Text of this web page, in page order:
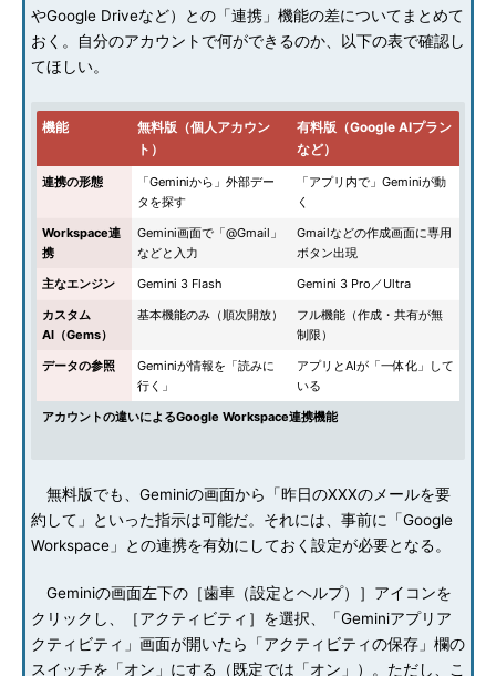
やGoogle Driveなど）との「連携」機能の差についてまとめて
おく。自分のアカウントで何ができるのか、以下の表で確認し
てほしい。
機能
無料版（個人アカウン
ト）
有料版（Google AIプラン
など）
連携の形態
「Geminiから」外部デー
タを探す
「アプリ内で」Geminiが動
く
Workspace連
携
Gemini画面で「@Gmail」
などと入力
Gmailなどの作成画面に専用
ボタン出現
主なエンジン
Gemini 3 Flash
Gemini 3 Pro／Ultra
カスタム
AI（Gems）
基本機能のみ（順次開放）
フル機能（作成・共有が無
制限）
データの参照
Geminiが情報を「読みに
行く」
アプリとAIが「一体化」して
いる
アカウントの違いによるGoogle Workspace連携機能
無料版でも、Geminiの画面から「昨日のXXXのメールを要
約して」といった指示は可能だ。それには、事前に「Google
Workspace」との連携を有効にしておく設定が必要となる。
Geminiの画面左下の［歯車（設定とヘルプ）］アイコンを
クリックし、［アクティビティ］を選択、「Geminiアプリア
クティビティ」画面が開いたら「アクティビティの保存」欄の
スイッチを「オン」にする（既定では「オン」）。ただし、こ